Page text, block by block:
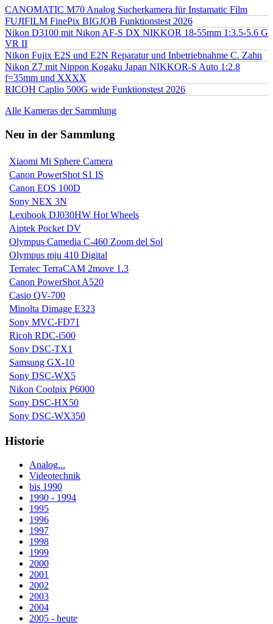
CANOMATIC M70 Analog Sucherkamera für Instamatic Film
FUJIFILM FinePix BIGJOB Funktionstest 2026
Nikon D3100 mit Nikon AF-S DX NIKKOR 18-55mm 1:3.5-5.6 G
VR II
Nikon Fujix E2S und E2N Reparatur und Inbetriebnahme C. Zahn
Nikon Z7 mit Nippon Kogaku Japan NIKKOR-S Auto 1:2.8
f=35mm und XXXX
RICOH Caplio 500G wide Funktionstest 2026
Alle Kameras der Sammlung
Neu in der Sammlung
Xiaomi Mi Sphere Camera
Canon PowerShot S1 IS
Canon EOS 100D
Sony NEX 3N
Lexibook DJ030HW Hot Wheels
Aiptek Pocket DV
Olympus Camedia C-460 Zoom del Sol
Olympus mju 410 Digital
Terratec TerraCAM 2move 1.3
Canon PowerShot A520
Casio QV-700
Minolta Dimage E323
Sony MVC-FD71
Ricoh RDC-i500
Sony DSC-TX1
Samsung GX-10
Sony DSC-WX5
Nikon Coolpix P6000
Sony DSC-HX50
Sony DSC-WX350
Historie
Analog...
Videotechnik
bis 1990
1990 - 1994
1995
1996
1997
1998
1999
2000
2001
2002
2003
2004
2005 - heute